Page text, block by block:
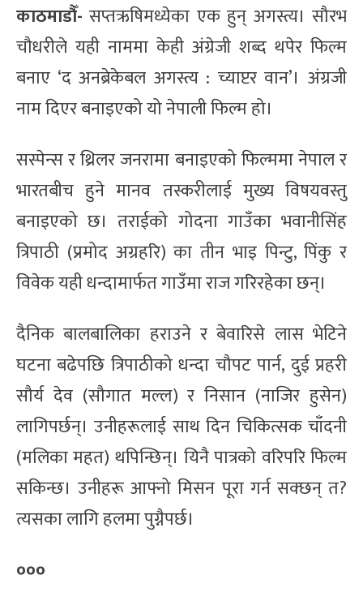
काठमाडौँ- सप्तऋषिमध्येका एक हुन् अगस्त्य। सौरभ
चौधरीले यही नाममा केही अंग्रेजी शब्द थपेर फिल्म
बनाए ‘द अनब्रेकेबल अगस्त्य : च्याप्टर वान’। अंग्रजी
नाम दिएर बनाइएको यो नेपाली फिल्म हो।
सस्पेन्स र थ्रिलर जनरामा बनाइएको फिल्ममा नेपाल र
भारतबीच हुने मानव तस्करीलाई मुख्य विषयवस्तु
बनाइएको छ। तराईको गोदना गाउँका भवानीसिंह
त्रिपाठी (प्रमोद अग्रहरि) का तीन भाइ पिन्टु, पिंकु र
विवेक यही धन्दामार्फत गाउँमा राज गरिरहेका छन्।
दैनिक बालबालिका हराउने र बेवारिसे लास भेटिने
घटना बढेपछि त्रिपाठीको धन्दा चौपट पार्न, दुई प्रहरी
सौर्य देव (सौगात मल्ल) र निसान (नाजिर हुसेन)
लागिपर्छन्। उनीहरूलाई साथ दिन चिकित्सक चाँदनी
(मलिका महत) थपिन्छिन्। यिनै पात्रको वरिपरि फिल्म
सकिन्छ। उनीहरू आफ्नो मिसन पूरा गर्न सक्छन् त?
त्यसका लागि हलमा पुग्नैपर्छ।
०००